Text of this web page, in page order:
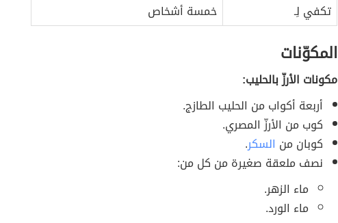
تكفي لِـ
خمسة أشخاص
المكوّنات
مكونات الأرزّ بالحليب:
أربعة أكواب من الحليب الطازج.
كوب من الأرزّ المصري.
كوبان من السكر.
نصف ملعقة صغيرة من كل من:
ماء الزهر.
ماء الورد.